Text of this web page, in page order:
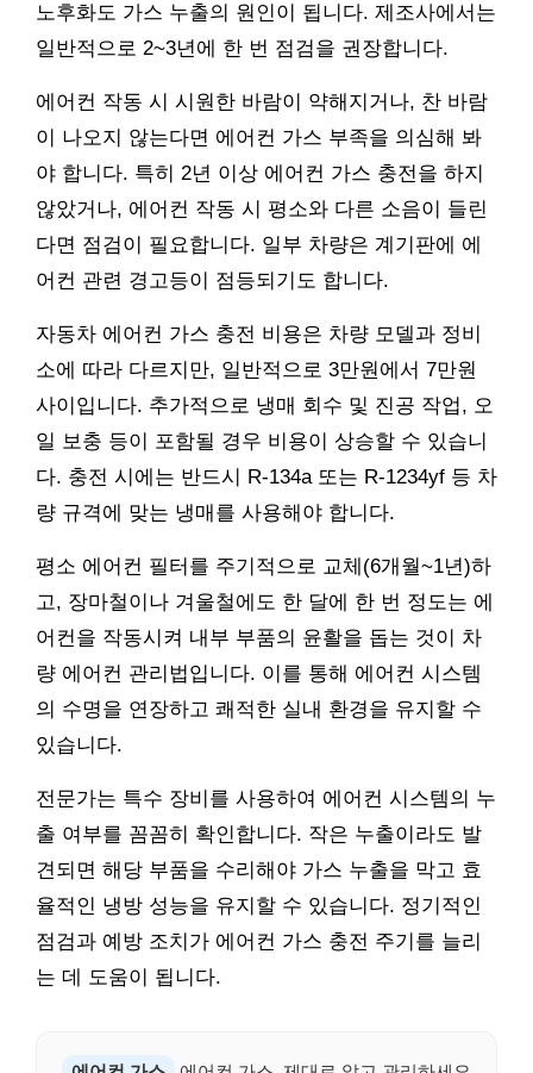
노후화도 가스 누출의 원인이 됩니다. 제조사에서는
일반적으로 2~3년에 한 번 점검을 권장합니다.
에어컨 작동 시 시원한 바람이 약해지거나, 찬 바람
이 나오지 않는다면 에어컨 가스 부족을 의심해 봐
야 합니다. 특히 2년 이상 에어컨 가스 충전을 하지
않았거나, 에어컨 작동 시 평소와 다른 소음이 들린
다면 점검이 필요합니다. 일부 차량은 계기판에 에
어컨 관련 경고등이 점등되기도 합니다.
자동차 에어컨 가스 충전 비용은 차량 모델과 정비
소에 따라 다르지만, 일반적으로 3만원에서 7만원
사이입니다. 추가적으로 냉매 회수 및 진공 작업, 오
일 보충 등이 포함될 경우 비용이 상승할 수 있습니
다. 충전 시에는 반드시 R-134a 또는 R-1234yf 등 차
량 규격에 맞는 냉매를 사용해야 합니다.
평소 에어컨 필터를 주기적으로 교체(6개월~1년)하
고, 장마철이나 겨울철에도 한 달에 한 번 정도는 에
어컨을 작동시켜 내부 부품의 윤활을 돕는 것이 차
량 에어컨 관리법입니다. 이를 통해 에어컨 시스템
의 수명을 연장하고 쾌적한 실내 환경을 유지할 수
있습니다.
전문가는 특수 장비를 사용하여 에어컨 시스템의 누
출 여부를 꼼꼼히 확인합니다. 작은 누출이라도 발
견되면 해당 부품을 수리해야 가스 누출을 막고 효
율적인 냉방 성능을 유지할 수 있습니다. 정기적인
점검과 예방 조치가 에어컨 가스 충전 주기를 늘리
는 데 도움이 됩니다.